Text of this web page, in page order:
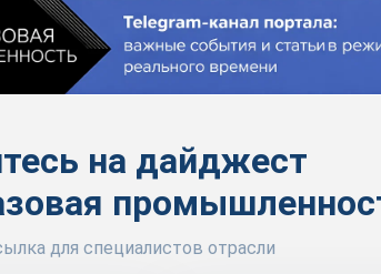
на дайджест
для специалистов отрасли